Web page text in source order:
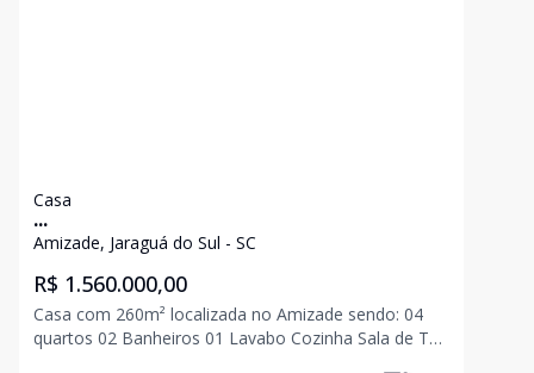
Casa
...
Amizade, Jaraguá do Sul - SC
R$ 1.560.000,00
Casa com 260m² localizada no Amizade sendo: 04
quartos 02 Banheiros 01 Lavabo Cozinha Sala de TV